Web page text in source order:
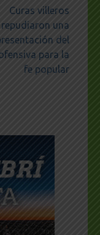
Curas villeros
repudiaron una
del
para la
fe popular